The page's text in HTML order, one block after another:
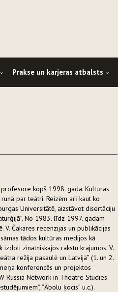
Prakse un karjeras atbalsts
kopš 1998. gada. Kultūras
par teātri. Reizēm arī kaut ko
Universitātē, aizstāvot disertāciju
No 1983. līdz 1997. gadam
Čakares recenzijas un publikācijas
tādos kultūras medijos kā
zinātniskajos rakstu krājumos. V.
režija pasaulē un Latvijā” (1. un 2.
konferencēs un projektos
Russia Network in Theatre Studies
“Ābolu ķocis” u.c.).